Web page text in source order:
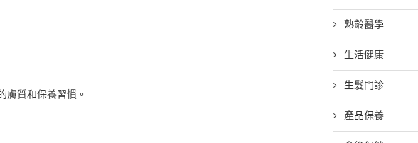
膚質和保養習慣。
熟齡醫學
生活健康
生髮門診
產品保養